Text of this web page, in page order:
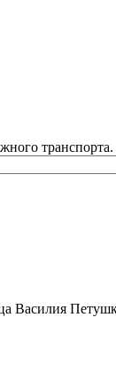
транспорта.
Василия